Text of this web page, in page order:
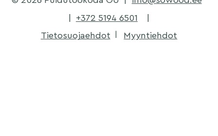
+372 5194 6501
Tietosuojaehdot
Myyntiehdot